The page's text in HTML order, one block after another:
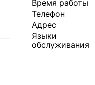
Время работы
Телефон
Адрес
Языки
обслуживания